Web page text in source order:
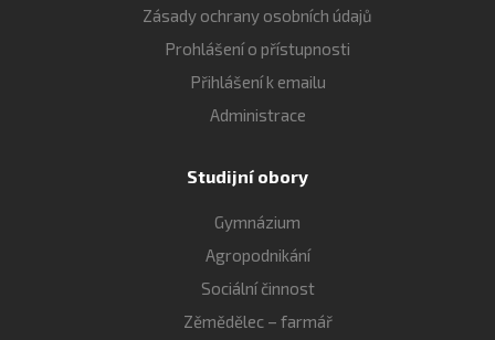
Zásady ochrany osobních údajů
Prohlášení o přístupnosti
Přihlášení k emailu
Administrace
Studijní obory
Gymnázium
Agropodnikání
Sociální činnost
Zěmědělec – farmář